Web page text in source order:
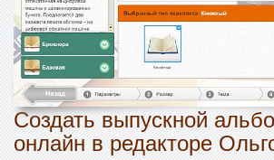
Создать выпускной
онлайн в редакторе